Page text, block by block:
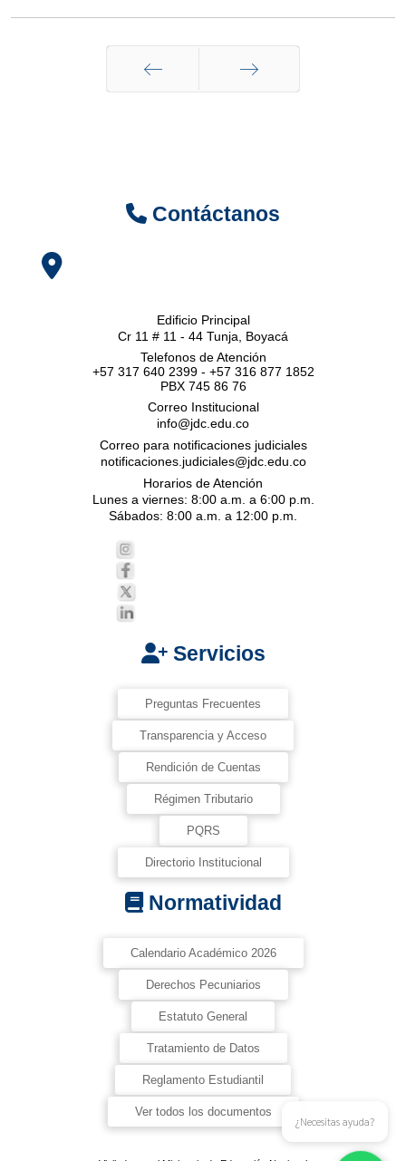
Contáctanos
Edificio Principal
Cr 11 # 11 - 44 Tunja, Boyacá
Telefonos de Atención
+57 317 640 2399 - +57 316 877 1852
PBX 745 86 76
Correo Institucional
info@jdc.edu.co
Correo para notificaciones judiciales
notificaciones.judiciales@jdc.edu.co
Horarios de Atención
Lunes a viernes: 8:00 a.m. a 6:00 p.m.
Sábados: 8:00 a.m. a 12:00 p.m.
Servicios
Preguntas Frecuentes
Transparencia y Acceso
Rendición de Cuentas
Régimen Tributario
PQRS
Directorio Institucional
Normatividad
Calendario Académico 2026
Derechos Pecuniarios
Estatuto General
Tratamiento de Datos
Reglamento Estudiantil
Ver todos los documentos
¿Necesitas ayuda?